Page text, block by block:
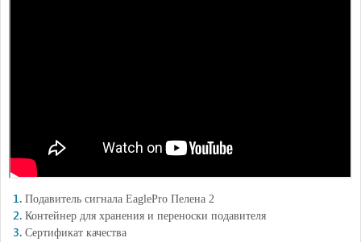
Подавитель сигнала EaglePro Пелена 2
Контейнер для хранения и переноски подавителя
Сертификат качества